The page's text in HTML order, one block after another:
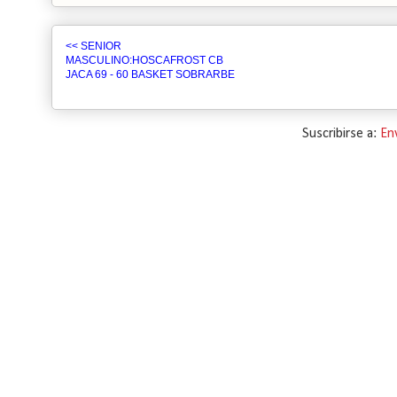
<< SENIOR
MASCULINO:HOSCAFROST CB
JACA 69 - 60 BASKET SOBRARBE
Suscribirse a: